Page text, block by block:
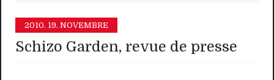
2010. 19. NOVEMBRE
Schizo Garden, revue de presse